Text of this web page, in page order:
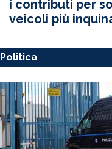
i contributi per
veicoli più